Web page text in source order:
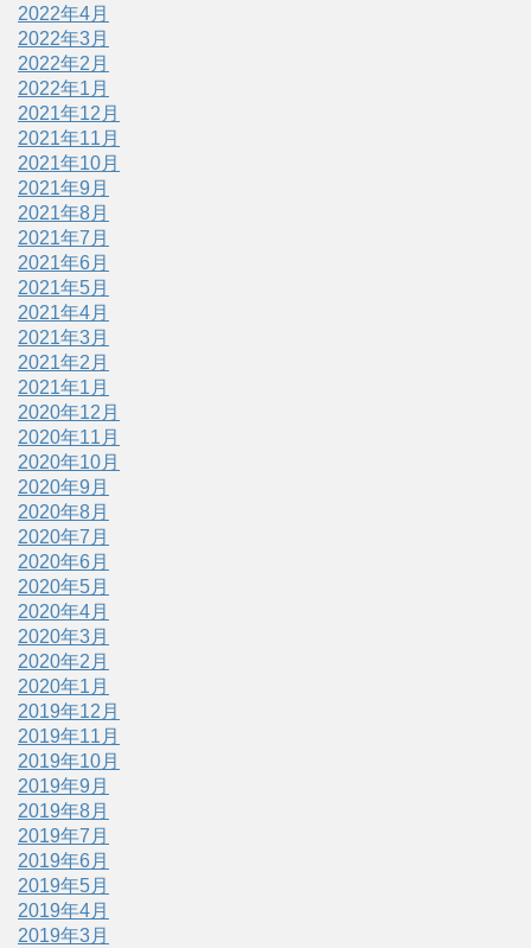
2022年4月
2022年3月
2022年2月
2022年1月
2021年12月
2021年11月
2021年10月
2021年9月
2021年8月
2021年7月
2021年6月
2021年5月
2021年4月
2021年3月
2021年2月
2021年1月
2020年12月
2020年11月
2020年10月
2020年9月
2020年8月
2020年7月
2020年6月
2020年5月
2020年4月
2020年3月
2020年2月
2020年1月
2019年12月
2019年11月
2019年10月
2019年9月
2019年8月
2019年7月
2019年6月
2019年5月
2019年4月
2019年3月